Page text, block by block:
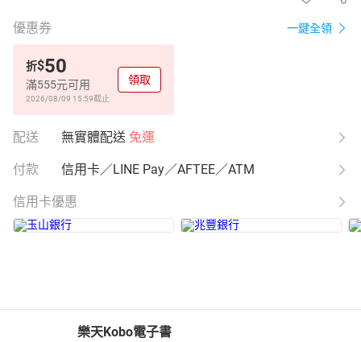
優惠券 一鍵全領
折$50
滿555元可用
2026/08/09 15:59截止
領取
配送 無實體配送 免運
付款 信用卡／LINE Pay／AFTEE／ATM
信用卡優惠
樂天Kobo電子書